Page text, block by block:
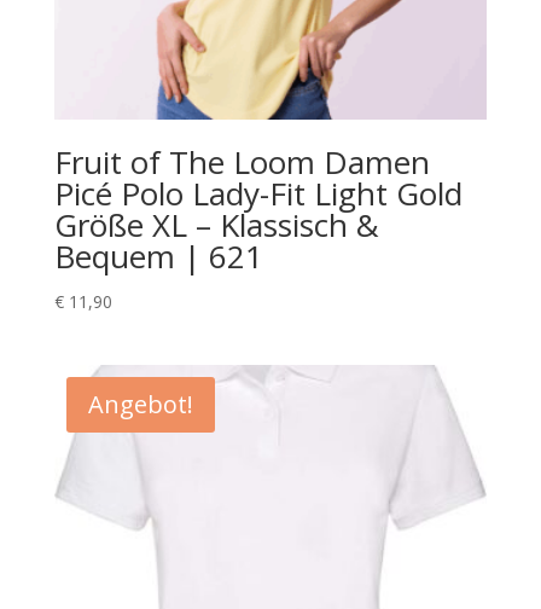
Fruit of The Loom Damen
Picé Polo Lady-Fit Light Gold
Größe XL – Klassisch &
Bequem | 621
€11,90
Angebot!